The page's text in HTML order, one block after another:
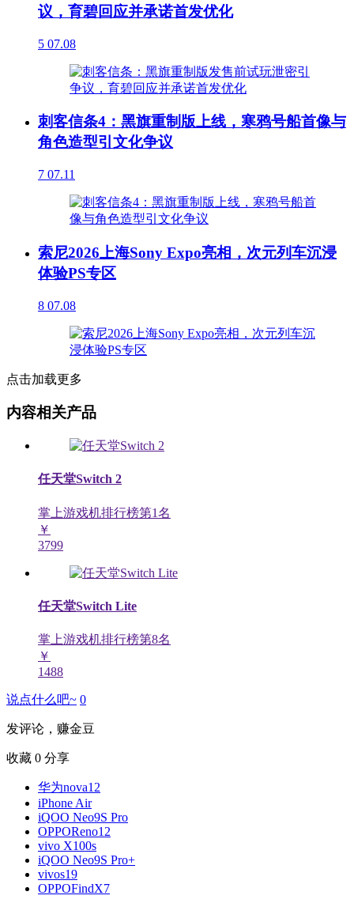
议，育碧回应并承诺首发优化
5 07.08
刺客信条4：黑旗重制版上线，寒鸦号船首像与
角色造型引文化争议
7 07.11
索尼2026上海Sony Expo亮相，次元列车沉浸
体验PS专区
8 07.08
点击加载更多
内容相关产品
任天堂Switch 2
掌上游戏机排行榜第1名
￥
3799
任天堂Switch Lite
掌上游戏机排行榜第8名
￥
1488
说点什么吧~ 0
发评论，赚金豆
收藏 0 分享
华为nova12
iPhone Air
iQOO Neo9S Pro
OPPOReno12
vivo X100s
iQOO Neo9S Pro+
vivos19
OPPOFindX7